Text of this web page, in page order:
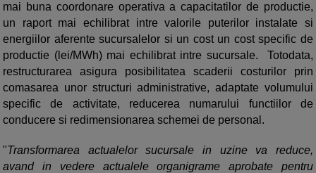
mai buna coordonare operativa a capacitatilor de productie,
un raport mai echilibrat intre valorile puterilor instalate si
energiilor aferente sucursalelor si un cost un cost specific de
productie (lei/MWh) mai echilibrat intre sucursale. Totodata,
restructurarea asigura posibilitatea scaderii costurilor prin
comasarea unor structuri administrative, adaptate volumului
specific de activitate, reducerea numarului functiilor de
conducere si redimensionarea schemei de personal.
"Transformarea actualelor sucursale in uzine va reduce,
avand in vedere actualele organigrame aprobate pentru